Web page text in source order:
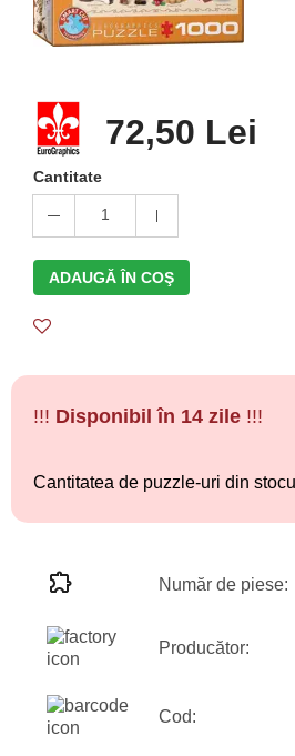
72,50 Lei
Cantitate
1
ADAUGĂ ÎN COŞ
!!! Disponibil în 14 zile !!!
Cantitatea de puzzle-uri din
Număr de piese:
Producător:
Cod: